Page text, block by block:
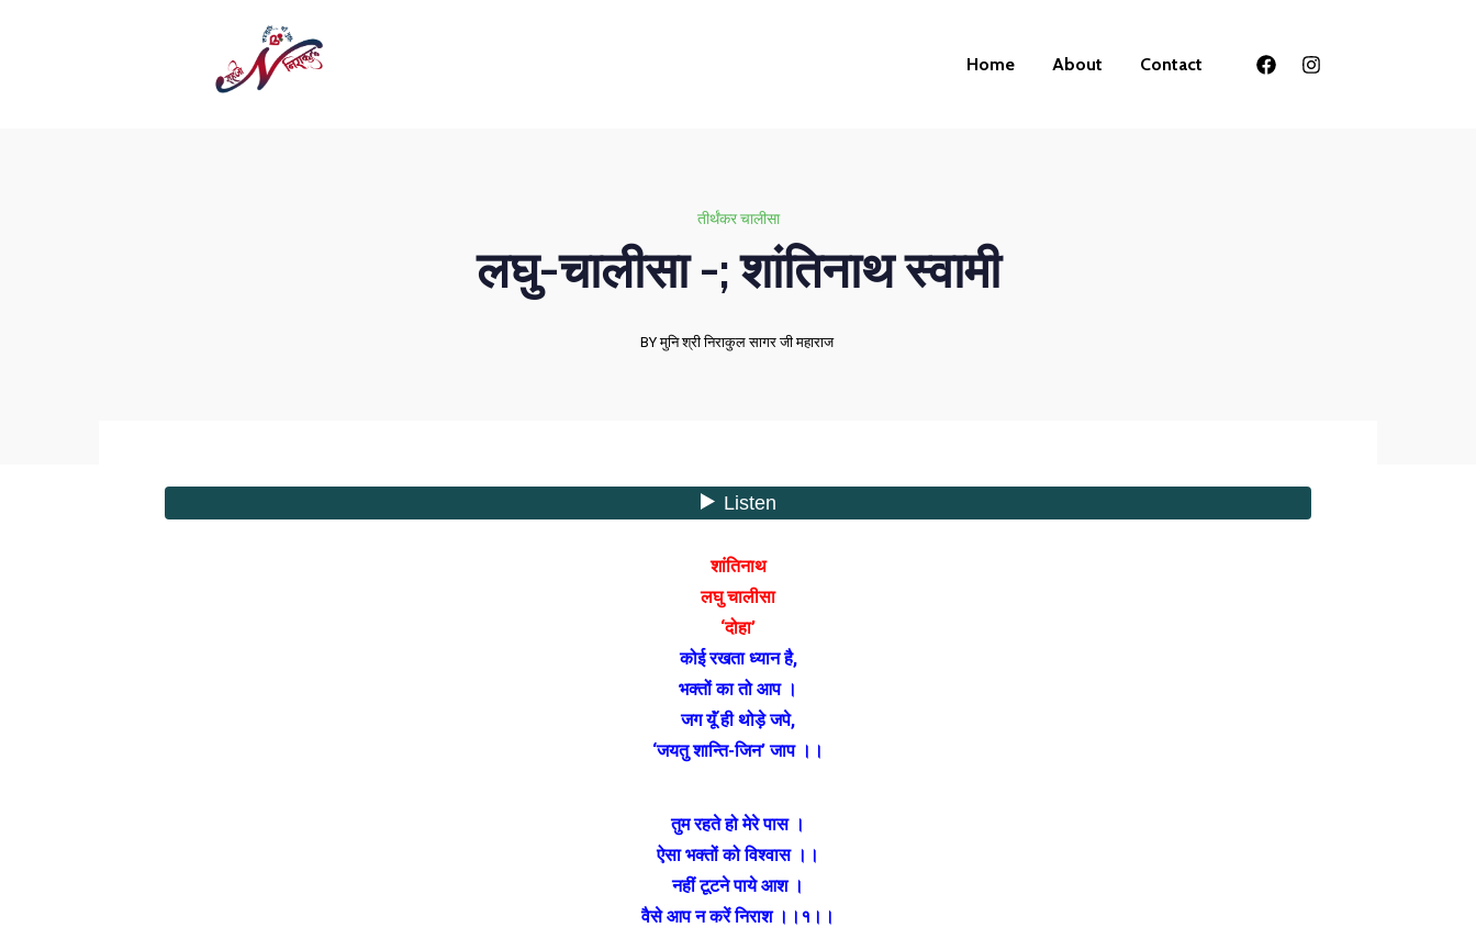
Home About Contact
तीर्थंकर चालीसा
लघु-चालीसा -; शांतिनाथ स्वामी
BY मुनि श्री निराकुल सागर जी महाराज
शांतिनाथ
लघु चालीसा
‘दोहा’
कोई रखता ध्यान है,
भक्तों का तो आप ।
जग यूॅं ही थोड़े जपे,
‘जयतु शान्ति-जिन’ जाप ।।
तुम रहते हो मेरे पास ।
ऐसा भक्तों को विश्वास ।।
नहीं टूटने पाये आश ।
वैसे आप न करें निराश ।।१।।